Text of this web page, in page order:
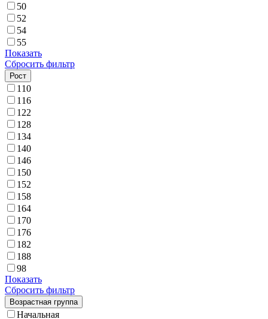
50
52
54
55
Показать
Сбросить фильтр
Рост
110
116
122
128
134
140
146
150
152
158
164
170
176
182
188
98
Показать
Сбросить фильтр
Возрастная группа
Начальная